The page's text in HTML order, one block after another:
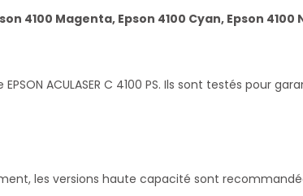
4100 Magenta, Epson 4100 Cyan, Epson 4100
ACULASER C 4100 PS. Ils sont testés pour
les versions haute capacité sont